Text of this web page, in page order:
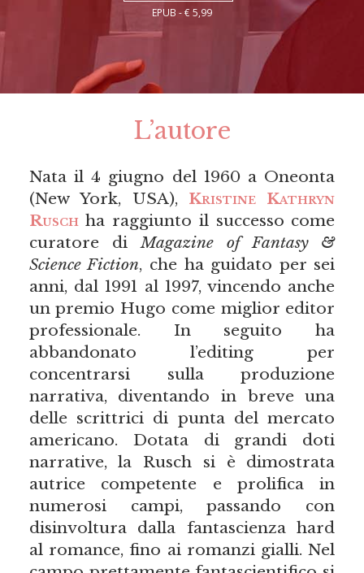
EPUB - € 5,99
L’autore
Nata il 4 giugno del 1960 a Oneonta
(New York, USA), Kristine Kathryn
Ruschha raggiunto il successo come
curatore diMagazine of Fantasy &
Science Fiction, che ha guidato per sei
anni, dal 1991 al 1997, vincendo anche
un premio Hugo come miglior editor
professionale. In seguito ha
abbandonato l’editing per
concentrarsi sulla produzione
narrativa, diventando in breve una
delle scrittrici di punta del mercato
americano. Dotata di grandi doti
narrative, la Rusch si è dimostrata
autrice competente e prolifica in
numerosi campi, passando con
disinvoltura dalla fantascienza hard
al romance, fino ai romanzi gialli. Nel